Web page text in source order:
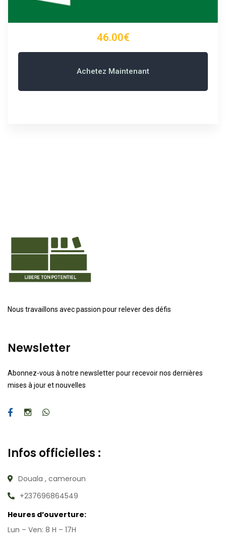
46.00€
Achetez Maintenant
Nous travaillons avec passion pour relever des défis
Newsletter
Abonnez-vous à notre newsletter pour recevoir nos dernières
mises à jour et nouvelles
Infos officielles :
Douala , cameroun
+237696864549
Heures d’ouverture:
Lun – Ven: 8 H – 17H